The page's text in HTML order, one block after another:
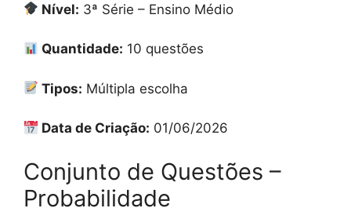
Nível: 3ª Série – Ensino Médio
Quantidade: 10 questões
Tipos: Múltipla escolha
Data de Criação: 01/06/2026
Conjunto de Questões –
Probabilidade